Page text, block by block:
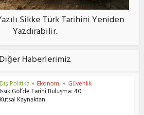
Sikke Türk Tarihini Yeniden
Yazdırabilir.
Diğer Haberlerimiz
Dış Politika • Ekonomi • Güvenlik
Issık Göl’de Tarihi Buluşma: 40
Kutsal Kaynaktan...